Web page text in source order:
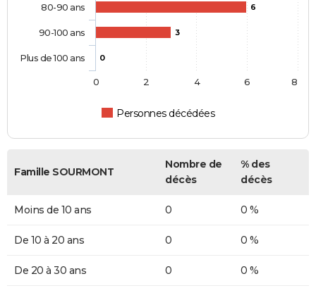
6
3
0
Personnes décédées
80-90 ans
90-100 ans
Plus de 100 ans
0 2 4 6 8
Famille SOURMONT
Nombre de
décès
% des
décès
Moins de 10 ans 0 0 %
De 10 à 20 ans 0 0 %
De 20 à 30 ans 0 0 %